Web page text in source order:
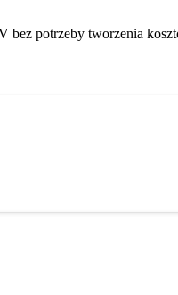
bez potrzeby tworzenia